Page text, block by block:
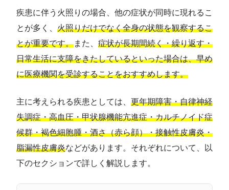
疾患に伴う火照りの場合、他の症状が同時に現れるこ
とが多く、 火照りだけでなく全身の状態を観察するこ
とが重要です。また、 症状が長期間続く・繰り返す・
日常生活に支障をきたしているといった場合は、早め
に医療機関を受診することをおすすめします。
主に考えられる疾患としては、 更年期障害・自律神経
失調症・高血圧・甲状腺機能亢進症・カルチノイド症
候群・褐色細胞腫・酒さ（赤ら顔）・接触性皮膚炎・
脂漏性皮膚炎などがあります。それぞれについて、以
下のセクションで詳しく解説します。